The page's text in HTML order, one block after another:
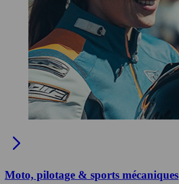
Moto, pilotage & sports mécaniques